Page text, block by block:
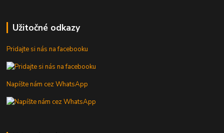
Užitočné odkazy
Pridajte si nás na facebooku
Napíšte nám cez WhatsApp